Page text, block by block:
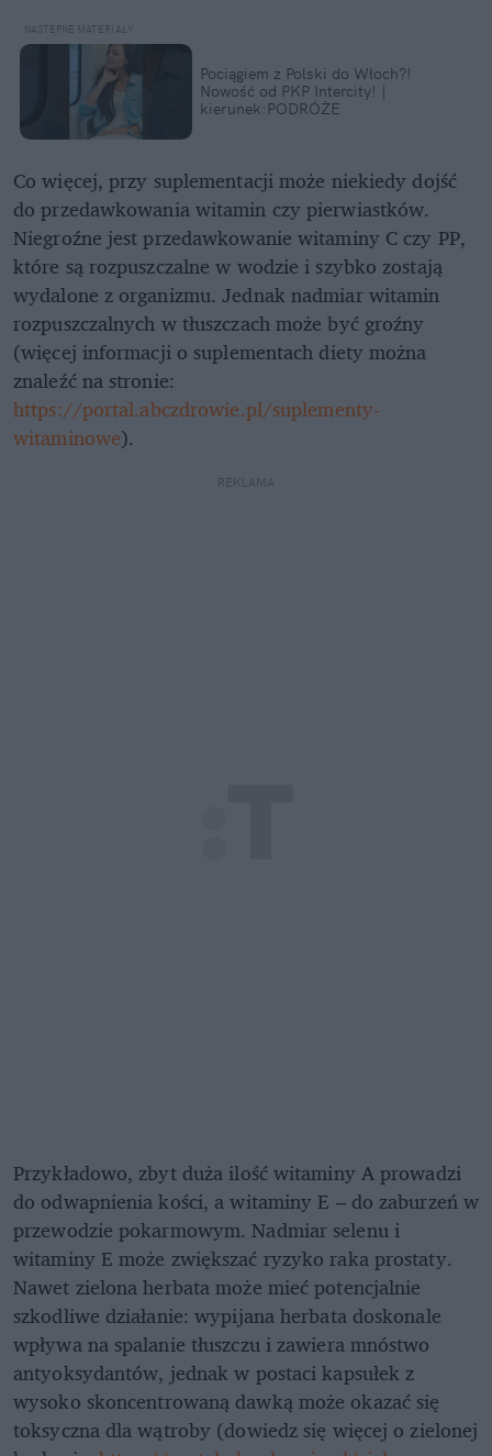
Pociągiem z Polski do Włoch?!
Nowość od PKP Intercity! |
kierunek:PODRÓŻE
Co więcej, przy suplementacji może niekiedy dojść
do przedawkowania witamin czy pierwiastków.
Niegroźne jest przedawkowanie witaminy C czy PP,
które są rozpuszczalne w wodzie i szybko zostają
wydalone z organizmu. Jednak nadmiar witamin
rozpuszczalnych w tłuszczach może być groźny
(więcej informacji o suplementach diety można
znaleźć na stronie:
https://portal.abczdrowie.pl/suplementy-
witaminowe).
REKLAMA
Przykładowo, zbyt duża ilość witaminy A prowadzi
do odwapnienia kości, a witaminy E – do zaburzeń w
przewodzie pokarmowym. Nadmiar selenu i
witaminy E może zwiększać ryzyko raka prostaty.
Nawet zielona herbata może mieć potencjalnie
szkodliwe działanie: wypijana herbata doskonale
wpływa na spalanie tłuszczu i zawiera mnóstwo
antyoksydantów, jednak w postaci kapsułek z
wysoko skoncentrowaną dawką może okazać się
toksyczna dla wątroby (dowiedz się więcej o zielonej